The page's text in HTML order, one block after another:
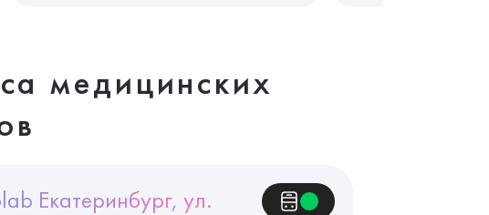
медицинских
Екатеринбург, ул.